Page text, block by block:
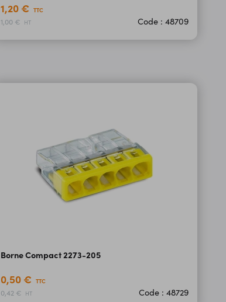
1,20 € TTC
1,00 € HT Code : 48709
Borne Compact 2273-205
0,50 € TTC
0,42 € HT Code : 48729